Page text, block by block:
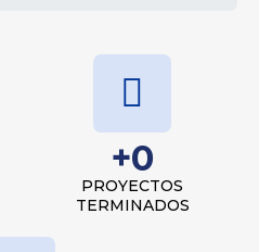
PROYECTOS
TERMINADOS
+0